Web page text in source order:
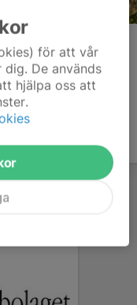
för att vår
De används
hjälpa oss att